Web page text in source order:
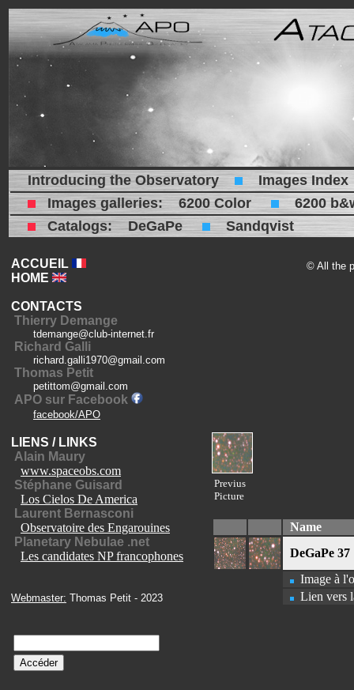
Introducing the Observatory
Images Index
Images galleries: 6200 Color
6200
Catalogs:DeGaPe Sandqvist
ACCUEIL
HOME
CONTACTS
Thierry Demange
tdemange@club-internet.fr
Richard Galli
richard.galli1970@gmail.com
Thomas Petit
petittom@gmail.com
APO sur Facebook
facebook/APO
LIENS / LINKS
Alain Maury
www.spaceobs.com
Stéphane Guisard
Los Cielos De America
Laurent Bernasconi
Observatoire des Engarouines
Planetary Nebulae .net
Les candidates NP francophones
Webmaster: Thomas Petit - 2023
© All the
Previus
Picture
Name
DeGaPe 37
Image à
Lien vers